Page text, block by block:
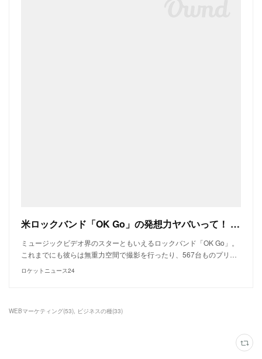
米ロックバンド「OK Go」の発想力ヤバいって！ 1000個以上のスマホを使ったCMが斬新すぎて心を奪われる
ミュージックビデオ界のスターともいえるロックバンド「OK Go」。
これまでにも彼らは無重力空間で撮影を行ったり、567台ものプリ…
ロケットニュース24
WEBマーケティング(53) ビジネスの種(33)